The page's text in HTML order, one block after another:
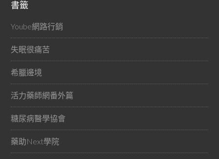
書籤
Yoube網路行銷
失眠很痛苦
希臘邊境
活力藥師網番外篇
糖尿病醫學協會
藥助Next學院